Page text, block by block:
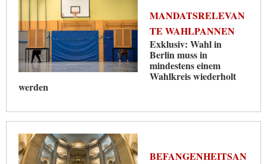
MANDATSRELEVAN
TE WAHLPANNEN
Exklusiv: Wahl in
Berlin muss in
mindestens einem
Wahlkreis wiederholt
werden
BEFANGENHEITSAN